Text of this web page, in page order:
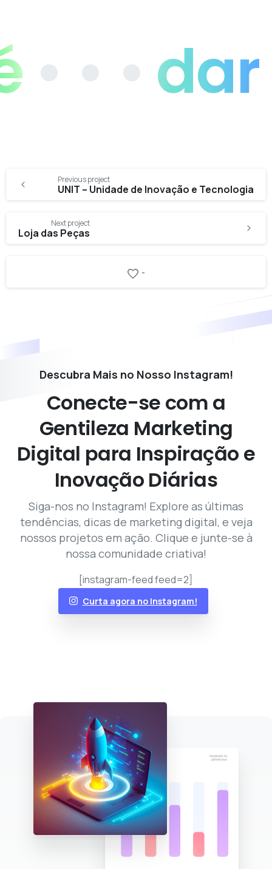
• dar
Continue
Reading
Previous project
UNIT – Unidade de Inovação e Tecnologia
Next project
Loja das Peças
-
Descubra Mais no Nosso Instagram!
Conecte-se com a
Gentileza Marketing
Digital para Inspiração e
Inovação Diárias
Siga-nos no Instagram! Explore as últimas
tendências, dicas de marketing digital, e veja
nossos projetos em ação. Clique e junte-se à
nossa comunidade criativa!
[instagram-feed feed=2]
Curta agora no Instagram!